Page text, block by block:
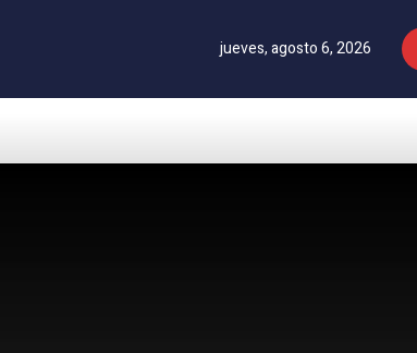
jueves, agosto 6, 2026